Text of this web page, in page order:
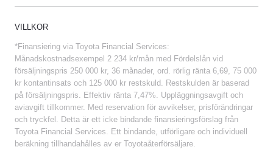
VILLKOR
*Finansiering via Toyota Financial Services:
Månadskostnadsexempel 2 234 kr/mån med Fördelslån vid
försäljningspris 250 000 kr, 36 månader, ord. rörlig ränta 6,69, 75 000
kr kontantinsats och 125 000 kr restskuld. Restskulden är baserad
på försäljningspris. Effektiv ränta 7,47%. Uppläggningsavgift och
aviavgift tillkommer. Med reservation för avvikelser, prisförändringar
och tryckfel. Detta är ett icke bindande finansieringsförslag från
Toyota Financial Services. Ett bindande, utförligare och individuell
beräkning tillhandahålles av er Toyotaåterförsäljare.